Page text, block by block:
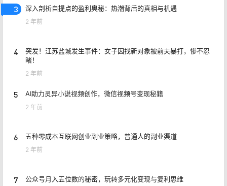
3 深入剖析自提点的盈利奥秘：热潮背后的真相与机遇
2 年前
4
突发！江苏盐城发生事件：女子因找新对象被前夫暴打，惨不忍
睹！
2 年前
5 AI助力灵异小说视频创作，微信视频号变现秘籍
2 年前
6 五种零成本互联网创业副业策略，普通人的副业渠道
2 年前
7 公众号月入五位数的秘密，玩转多元化变现与复利思维